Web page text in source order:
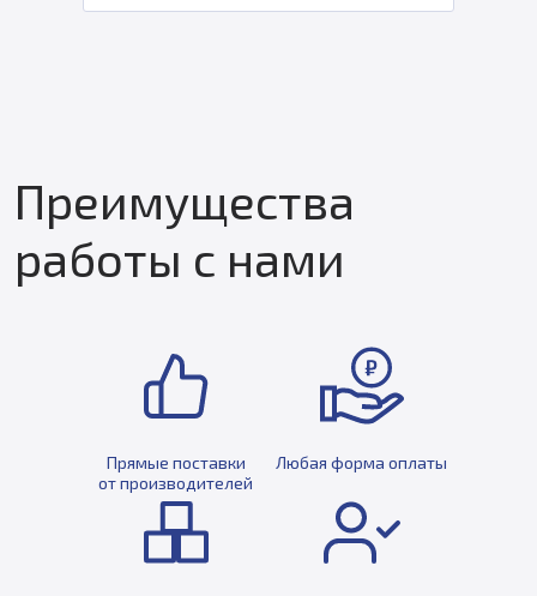
Преимущества
работы с нами
Прямые поставки
от производителей
Любая форма оплаты